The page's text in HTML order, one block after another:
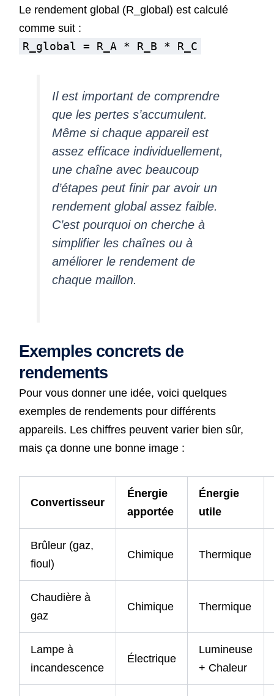
Le rendement global (R_global) est calculé
comme suit :
R_global = R_A * R_B * R_C
Il est important de comprendre
que les pertes s’accumulent.
Même si chaque appareil est
assez efficace individuellement,
une chaîne avec beaucoup
d’étapes peut finir par avoir un
rendement global assez faible.
C’est pourquoi on cherche à
simplifier les chaînes ou à
améliorer le rendement de
chaque maillon.
Exemples concrets de
rendements
Pour vous donner une idée, voici quelques
exemples de rendements pour différents
appareils. Les chiffres peuvent varier bien sûr,
mais ça donne une bonne image :
Convertisseur
Énergie
apportée
Énergie
utile
Brûleur (gaz,
fioul)
Chimique Thermique
Chaudière à
gaz
Chimique Thermique
Lampe à
incandescence
Électrique
Lumineuse
+ Chaleur